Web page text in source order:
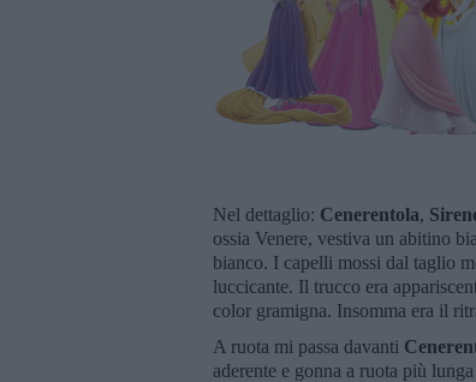
Nel dettaglio: Cenerentola,
ossia Venere, vestiva un abitino
bianco. I capelli mossi dal taglio
luccicante. Il trucco era
color gramigna. Insomma era il
A ruota mi passa davanti
aderente e gonna a ruota più